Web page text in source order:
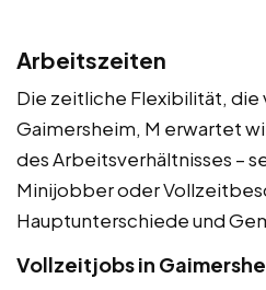
Arbeitszeiten
Die zeitliche Flexibilität,
Gaimersheim, M erwartet
des Arbeitsverhältnisses –
Minijobber oder
Hauptunterschiede und
Vollzeitjobs in